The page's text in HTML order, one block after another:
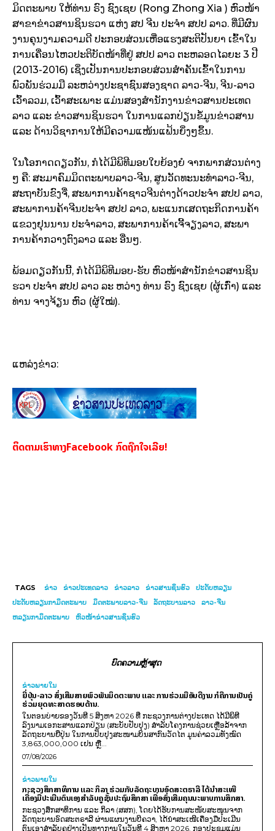
ມິດຕະພາບ ​ໃຫ້ທ່ານ ຣົງ ຊົງ​ເຊຍ (Rong Zhong Xia ) ຫົວໜ້າ​
ສາຂາ​ຂ່າວສານ​ຊິນ​ຮວາ ​ແຫ່ງ ສປ ຈີນ ປະ​ຈໍ​າ ສປປ ລາວ. ທີ່​ມີ​ຜົນ
ງານ​ຄຸນງາມຄວາມ​ດີ​ ປະກອບສ່ວນ​ເຫື່ອ​ແຮງສະຕິ​ປັນຍາ ​ເຂົ້າ​ໃນ​
ການ​ເຄື່ອນ​ໄຫວ​ປະຕິບັດ​ໜ້າ​ທີ່ຢູ່ ສປປ ລາວ ຕະຫລອດ​ໄລຍະ 3 ປີ
(2013-2016) ເຊິ່ງ​​ເປັນ​ການ​ປະກອບສ່ວນ​ສໍາຄັນ​ເຂົ້າ​ໃນ​ການ​
ພົວພັນ​ຮ່ວມ​ມື​ ລະຫວ່າງປະຊາຊົນ​ສອງ​ຊາດ​ ລາວ-ຈີນ, ຈີນ-ລາວ ​​
ເວົ້າ​ລວມ, ​ເວົ້າ​ສະ​ເພາະ ​ແມ່ນສອງ​ສໍ​ານັກ​ງານ​ຂ່າວສານ​ປະ​ເທດ​
ລາວ ​ແລະ ຂ່າວສານ​ຊິນ​ຮວາ​ ໃນ​ການ​ແລກປ່ຽນ​ຂໍ້​ມູນ​ຂ່າວສານ​ ​
ແລະ ດ້ານ​ວິຊາ​ການ​ໃຫ້​ມີ​ຄວາມ​ແໜ້ນ​​ແຟ້ນຍິ່ງໆຂຶ້ນ.
​ໃນ​ໂອກາດ​ດຽວ​ກັນ, ກໍ​ໄດ້ມີພິທີມອບໃບຍ້ອງຍໍ ຈາກພາກສ່ວນ​ຕ່າງ
ໆ ຄື: ສະມາຄົມມິດຕະພາບລາວ-ຈີນ, ສູນວັດທະນະທໍາລາວ-ຈີນ,
ສະຖາບັນຂົງຈື່, ສະພາການຄ້າຊາວຈີນຕ່າງດ້າວປະຈໍາ ສປປ ລາວ,
ສະພາການຄ້າຈີນປະຈໍາ ສປປ ລາວ, ພະແນກເສດຖະກິດການຄ້າ
ແຂວງຢຸນນານ ປະຈໍາລາວ, ສະພາການຄ້າເຈີ້ຈຽງລາວ, ສະພາ
ການຄ້າກວາງຕົງລາວ ແລະ ອື່ນໆ.
​ພ້ອມ​ດຽວ​ກັນ​ນີ້, ​ກໍ​​ໄດ້ມີ​ພິທີ​ມອບ​-ຮັບ ຫົວ​ໜ້າ​ສໍານັກ​ຂ່າວສານ​ຊິນ​
ຮວາ ປະ​ຈໍາ​ ສປປ ລາວ ​ລະ ຫວ່າງ ທ່ານ ຣົງ ຊົງ​ເຊຍ (ຜູ້​ເກົ່າ) ​ແລະ
ທ່ານ ຈາງ​ຈ້ຽນ ຫົວ (ຜູ້​ໃໝ່).
ແຫລ່ງຂ່າວ:
ຕິດຕາມເຮົາທາງFacebook ກົດຖືກໃຈເລີຍ!
TAGS ຂ່າວ ຂ່າວປະເທດລາວ ຂ່າວລາວ ຂ່າວສານຊິນຮົວ
ປະ​ດັບ​ຫລຽນ
ປະດັບຫລຽນກາມິດຕະພາບ
ມິດຕະພາບລາວ-ຈີນ ລັດຖະບານລາວ
ລາວ-ຈີນ
ຫລຽນກາມິດຕະພາບ
ຫົວໜ້າຂ່າວສານຊິນຮົວ
ບົດຄວາມຫຼ້າສຸດ
ຂ່າວພາຍ​ໃນ
ຍີ່ປຸ່ນ-ລາວ ສົ່ງເສີມສາຍພົວພັນມິດຕະພາບ ແລະ ການຮ່ວມມືອັນດີງາມ ກໍຄືການເປັນຄູ່
ຮ່ວມຍຸດທະສາດຮອບດ້ານ.
ໃນຕອນບ່າຍຂອງວັນທີ 5 ສິງຫາ 2026 ທີ່ ກະຊວງການຕ່າງປະເທດ ໄດ້ມີພິທີ
ລົງນາມເອກະສານແລກປ່ຽນ (ສະບັບປັບປຸງ) ສໍາລັບໂຄງການຊ່ວຍເຫຼືອລ້າຈາກ
ລັດຖະບານຍີ່ປຸ່ນ ໃນການປັບປຸງສະໜາມບິນສາກົນວັດໄຕ ມູນຄ່າລວມທັງໝົດ
3,863,000,000 ເຢນ ຫຼື...
07/08/2026
ຂ່າວພາຍ​ໃນ
ກະຊວງສຶກສາທິການ ແລະ ກິລາ ຮ່ວມກັບລັດຖະບານອົດສະຕຣາລີ ໄດ້ນຳສະເໜີ
ເຄື່ອງມືປະເມີນຕົນເອງສຳລັບຄູຊັ້ນປະຖົມສຶກສາ ເພື່ອສົ່ງເສີມຄຸນນະພາບການສຶກສາ.
ກະຊວງສຶກສາທິການ ແລະ ກິລາ (ສສກ), ໂດຍໄດ້ຮັບການສະໜັບສະໜູນຈາກ
ລັດຖະບານອົດສະຕຣາລີ ຜ່ານແຜນງານບີຄວາ, ໄດ້ນຳສະເໜີເຄື່ອງມືປະເມີນ
ຕົນເອງສຳລັບຄູຢ່າງເປັນທາງການໃນວັນທີ 4 ສິງຫາ 2026. ກອງປະຊຸມແມ່ນ